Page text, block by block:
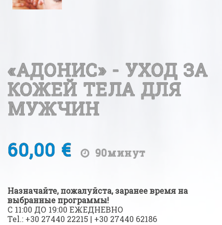
«AДОНИС» - УХОД ЗА
КОЖЕЙ ТЕЛА ДЛЯ
МУЖЧИН
60,00 €
90минут
Назначайте, пожалуйста, заранее время на
выбранные программы!
С 11:00 ДО 19:00 ЕЖЕДНЕВНО
Tel.: +30 27440 22215 | +30 27440 62186